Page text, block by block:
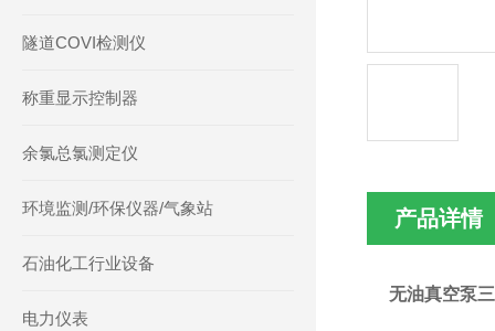
隧道COVI检测仪
称重显示控制器
余氯总氯测定仪
环境监测/环保仪器/气象站
石油化工行业设备
电力仪表
产品详情
无油真空泵